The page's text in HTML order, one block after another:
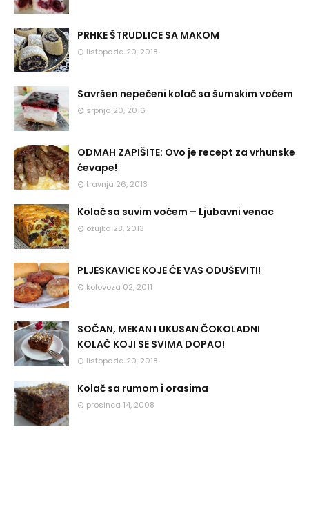
PRHKE ŠTRUDLICE SA MAKOM
listopada 20, 2018
Savršen nepečeni kolač sa šumskim voćem
srpnja 20, 2016
ODMAH ZAPIŠITE: Ovo je recept za vrhunske
ćevape!
travnja 26, 2013
Kolač sa suvim voćem – Ljubavni venac
ožujka 28, 2013
PLJESKAVICE KOJE ĆE VAS ODUŠEVITI!
kolovoza 02, 2011
SOČAN, MEKAN I UKUSAN ČOKOLADNI
KOLAČ KOJI SE SVIMA DOPAO!
listopada 20, 2018
Kolač sa rumom i orasima
prosinca 14, 2008